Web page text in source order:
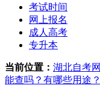
考试时间
网上报名
成人高考
专升本
当前位置： 湖北自考网
能查吗？有哪些用途？